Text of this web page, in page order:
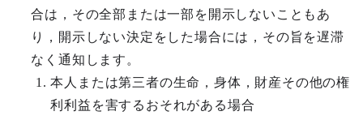
合は，その全部または一部を開示しないこともあ
り，開示しない決定をした場合には，その旨を遅滞
なく通知します。
本人または第三者の生命，身体，財産その他の権
利利益を害するおそれがある場合